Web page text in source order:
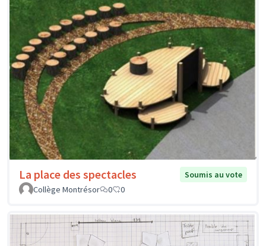
La place des spectacles
Soumis au vote
Collège Montrésor
0 0